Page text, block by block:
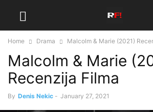
Home Drama Malcolm & Marie (2021)
Malcolm & Marie
Recenzija Filma
By Denis Nekic - January 27, 2021